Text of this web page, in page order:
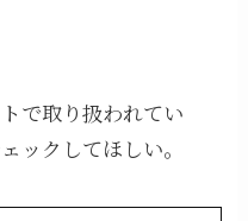
で取り扱われてい
ックしてほしい。